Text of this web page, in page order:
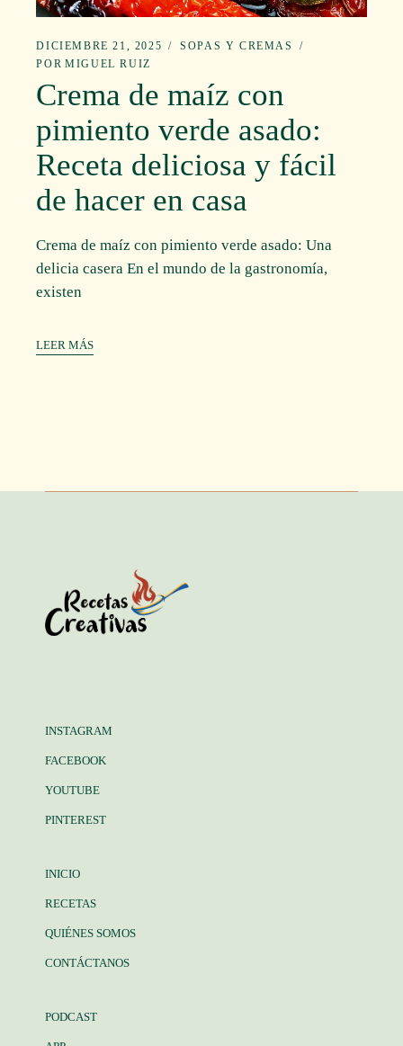
DICIEMBRE 21, 2025
SOPAS Y CREMAS
POR MIGUEL RUIZ
Crema de maíz con
pimiento verde asado:
Receta deliciosa y fácil
de hacer en casa
Crema de maíz con pimiento verde asado: Una
delicia casera En el mundo de la gastronomía,
existen
LEER MÁS
INSTAGRAM
FACEBOOK
YOUTUBE
PINTEREST
INICIO
RECETAS
QUIÉNES SOMOS
CONTÁCTANOS
PODCAST